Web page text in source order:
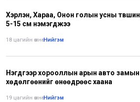
Хэрлэн, Хараа, Онон голын усны түвшин
5-15 см нэмэгджээ
18 цагийн өмнө•Нийгэм
Нэгдүгээр хорооллын арын авто замын
хөдөлгөөнийг өнөөдрөөс хаана
19 цагийн өмнө•Нийгэм